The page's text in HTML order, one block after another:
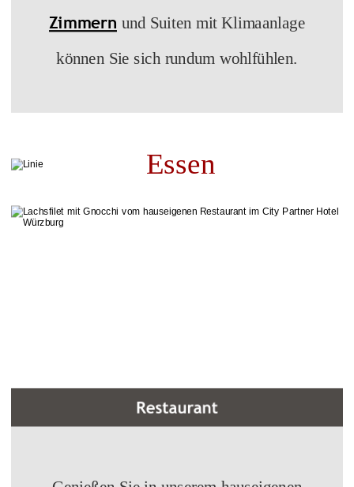
Zimmern und Suiten mit Klimaanlage
können Sie sich rundum wohlfühlen.
Essen